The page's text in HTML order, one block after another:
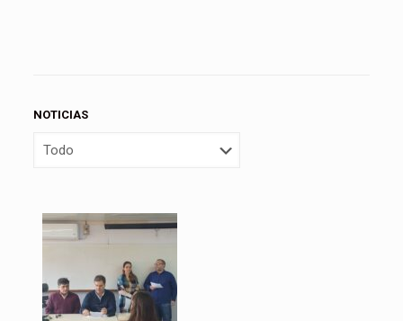
NOTICIAS